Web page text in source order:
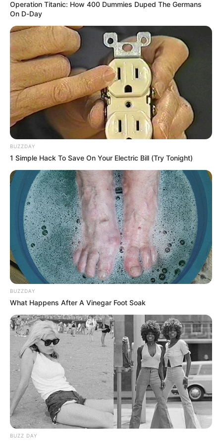
hecho está a la espera de conocer sentido de fallo.
COMPARTIR
ALERTA BOGOTÁ EN GOOGLE NEWS
TEMAS RELACIONADOS
URABÁ SINIESTRO
ACCIDENTE
MUERTOS EN ACCIDENTES DE TRÁNSITO
ALERTA PAISA
NOTICIAS ANTIOQUIA
NOTICIAS MEDELLÍN
MANTÉNGASE EN ALERTA
Tenemos todas las noticias que le
interesan. Para estar bien informado, por
favor, active las notificaciones de Alerta.
ACTIVAR AHORA
TEMAS DESTACADOS
EMERGENCIAS POR LLUVIAS
METRO DE MEDELLÍN
ELECCIONES PRESIDENCIALES
MARINILLA - ANTIOQUIA
EPM
YONDÓ - ANTIOQUIA
RIONEGRO
Operation Titanic: How 400 Dummies Duped The Germans
On D-Day
BUZZDAY
1 Simple Hack To Save On Your Electric Bill (Try Tonight)
BUZZDAY
What Happens After A Vinegar Foot Soak
BUZZ DAY